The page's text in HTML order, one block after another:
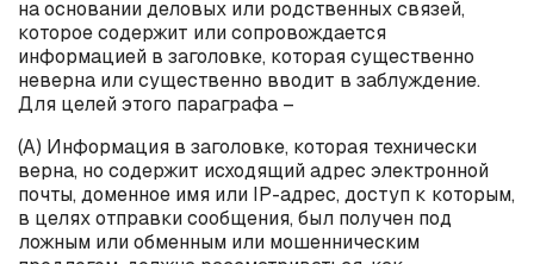
на основании деловых или родственных связей,
которое содержит или сопровождается
информацией в заголовке, которая существенно
неверна или существенно вводит в заблуждение.
Для целей этого параграфа –
(А) Информация в заголовке, которая технически
верна, но содержит исходящий адрес электронной
почты, доменное имя или IP-адрес, доступ к которым,
в целях отправки сообщения, был получен под
ложным или обменным или мошенническим